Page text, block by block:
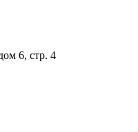
6, стр. 4